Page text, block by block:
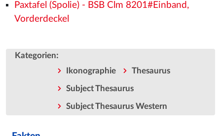
Paxtafel (Spolie) - BSB Clm 8201#Einband,
Vorderdeckel
Kategorien:
Ikonographie Thesaurus
Subject Thesaurus
Subject Thesaurus Western